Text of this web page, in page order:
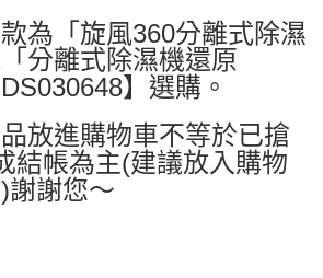
為「旋風360分離式除濕
分離式除濕機還原
】選購。
放進購物車不等於已搶
結帳為主(建議放入購物
謝謝您～